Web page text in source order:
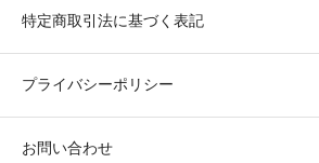
特定商取引法に基づく表記
プライバシーポリシー
お問い合わせ